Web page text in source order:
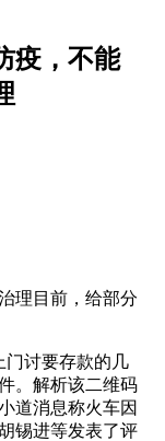
疫，不能
理目前，给部分
门讨要存款的几
。解析该二维码
道消息称火车因
锡进等发表了评